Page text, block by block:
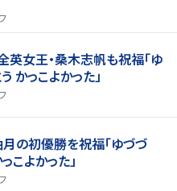
女王・桑木志帆も祝福「ゆ
かっこよかった」
の初優勝を祝福「ゆづづ
こよかった」